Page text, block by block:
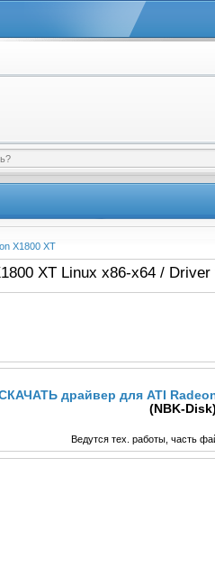
X1800 XT
XT Linux x86-x64 /
драйвер для ATI
(NBK-Disk)
Ведутся тех. работы, часть